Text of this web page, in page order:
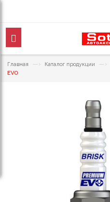
Главная —› Каталог продукции —›
EVO